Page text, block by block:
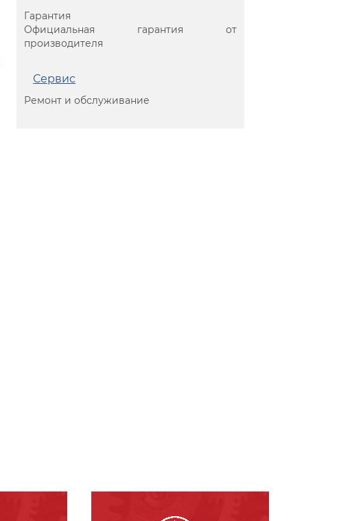
Гарантия
Официальная гарантия от
производителя
Сервис
Ремонт и обслуживание